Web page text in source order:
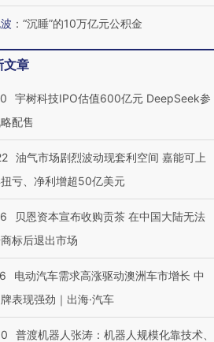
的吸金
中产们甘
第四届链博
技“链”接产
【特别呈现】寻找100种
： “沉睡”的10万亿元公积金
文章
宇树科技IPO估值600亿元 DeepSeek参
配售
油气市场剧烈波动现套利空间 嘉能可上
亏、净利增超50亿美元
贝恩资本宣布收购贡茶 在中国大陆无法
标后退出市场
电动汽车需求高涨驱动澳洲车市增长 中
表现强劲｜出海·汽车
普渡机器人张涛：机器人规模化靠技术、